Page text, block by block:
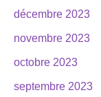
décembre 2023
novembre 2023
octobre 2023
septembre 2023